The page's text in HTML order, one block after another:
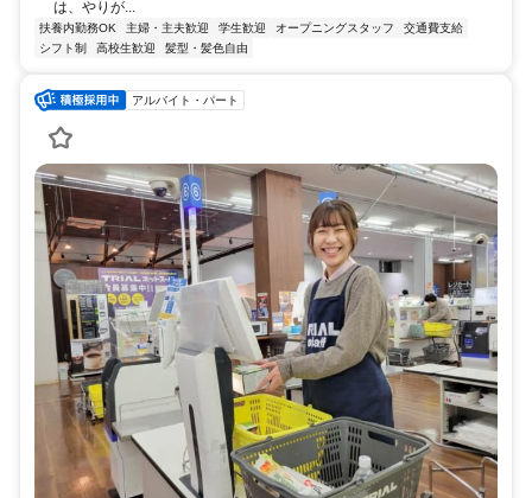
は、やりが...
扶養内勤務OK 主婦・主夫歓迎 学生歓迎 オープニングスタッフ
交通費支給
シフト制
高校生歓迎 髪型・髪色自由
アルバイト・パート